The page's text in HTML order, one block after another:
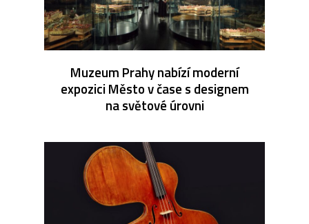
Muzeum Prahy nabízí moderní
expozici Město v čase s designem
na světové úrovni